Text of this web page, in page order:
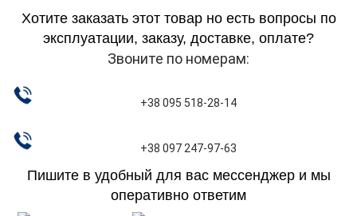
Хотите заказать этот товар но есть вопросы по
эксплуатации, заказу, доставке, оплате?
Звоните по номерам:
+38 095 518-28-14
+38 097 247-97-63
Пишите в удобный для вас мессенджер и мы
оперативно ответим